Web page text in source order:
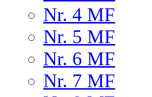
Nr. 4 MF
Nr. 5 MF
Nr. 6 MF
Nr. 7 MF